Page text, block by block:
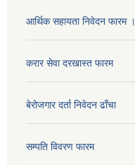
आर्थिक सहायता निवेदन फारम ।
करार सेवा दरखास्त फारम
बेरोजगार दर्ता निवेदन ढाँचा
सम्पति विवरण फारम